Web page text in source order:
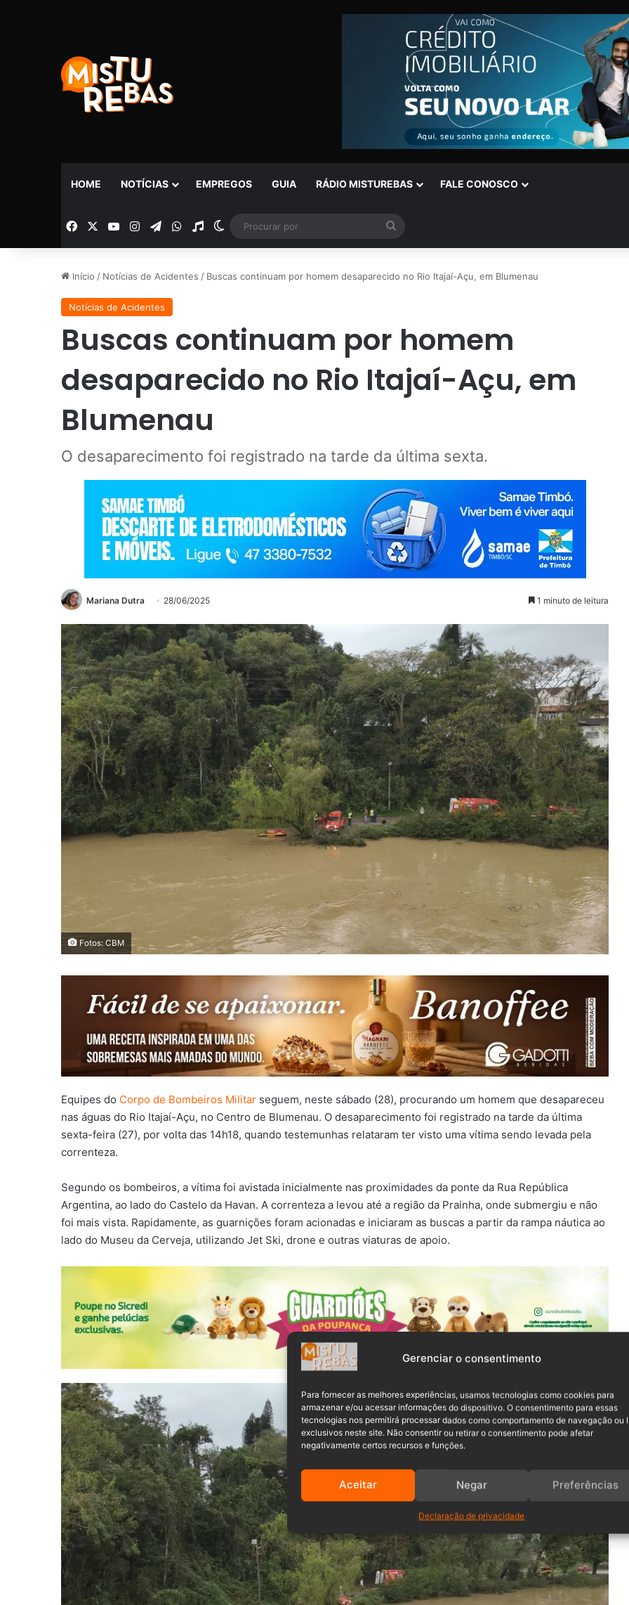
Gerenciar o consentimento
Para fornecer as melhores experiências, usamos tecnologias como cookies para
armazenar e/ou acessar informações do dispositivo. O consentimento para essas
tecnologias nos permitirá processar dados como comportamento de navegação ou
exclusivos neste site. Não consentir ou retirar o consentimento pode afetar
negativamente certos recursos e funções.
Aceitar Negar Preferências
Declaração de privacidade
HOME NOTÍCIAS EMPREGOS GUIA RÁDIO MISTUREBAS FALE CONOSCO
Facebook YouTubeInstagramTelegramWhatsApp
Rádio Switch skin
por
Início / Notícias de Acidentes / Buscas continuam por homem desaparecido no Rio Itajaí-Açu, em Blumenau
Notícias de Acidentes
Buscas continuam por homem
desaparecido no Rio Itajaí-Açu, em
Blumenau
O desaparecimento foi registrado na tarde da última sexta.
Mariana Dutra 28/06/2025 1 minuto de leitura
Fotos: CBM
Equipes do Corpo de Bombeiros Militar seguem, neste sábado (28), procurando um homem que desapareceu
nas águas do Rio Itajaí-Açu, no Centro de Blumenau. O desaparecimento foi registrado na tarde da última
sexta-feira (27), por volta das 14h18, quando testemunhas relataram ter visto uma vítima sendo levada pela
correnteza.
Segundo os bombeiros, a vítima foi avistada inicialmente nas proximidades da ponte da Rua República
Argentina, ao lado do Castelo da Havan. A correnteza a levou até a região da Prainha, onde submergiu e não
foi mais vista. Rapidamente, as guarnições foram acionadas e iniciaram as buscas a partir da rampa náutica ao
lado do Museu da Cerveja, utilizando Jet Ski, drone e outras viaturas de apoio.